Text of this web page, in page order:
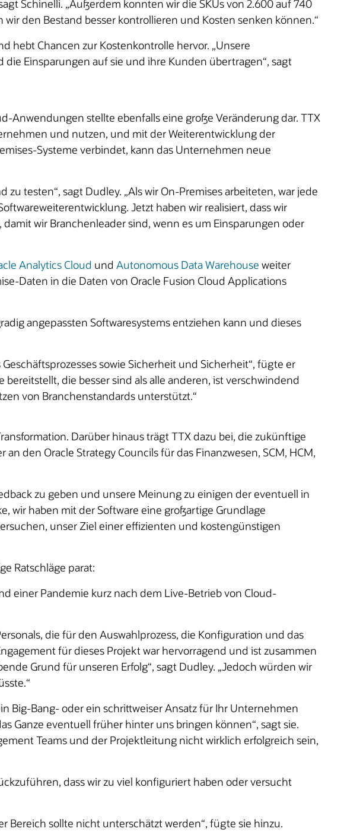
Schinelli. „Außerdem konnten wir die SKUs von 2.600 auf 740
den Bestand besser kontrollieren und Kosten senken können.“
hebt Chancen zur Kostenkontrolle hervor. „Unsere
Einsparungen auf sie und ihre Kunden übertragen“, sagt
Anwendungen stellte ebenfalls eine große Veränderung dar. TTX
und nutzen, und mit der Weiterentwicklung der
Systeme verbindet, kann das Unternehmen neue
testen“, sagt Dudley. „Als wir On-Premises arbeiteten, war jede
Jetzt haben wir realisiert, dass wir
wir Branchenleader sind, wenn es um Einsparungen oder
Analytics Cloud und Autonomous Data Warehouse weiter
Daten in die Daten von Oracle Fusion Cloud Applications
angepassten Softwaresystems entziehen kann und dieses
sowie Sicherheit und Sicherheit“, fügte er
bereitstellt, die besser sind als alle anderen, ist verschwindend
von Branchenstandards unterstützt.“
Darüber hinaus trägt TTX dazu bei, die zukünftige
den Oracle Strategy Councils für das Finanzwesen, SCM, HCM,
zu geben und unsere Meinung zu einigen der eventuell in
wir haben mit der Software eine großartige Grundlage
unser Ziel einer effizienten und kostengünstigen
Ratschläge parat:
einer Pandemie kurz nach dem Live-Betrieb von Cloud-
die für den Auswahlprozess, die Konfiguration und das
für dieses Projekt war hervorragend und ist zusammen
Grund für unseren Erfolg“, sagt Dudley. „Jedoch würden wir
Big-Bang- oder ein schrittweiser Ansatz für Ihr Unternehmen
Ganze eventuell früher hinter uns bringen können“, sagt sie.
Teams und der Projektleitung nicht wirklich erfolgreich sein,
dass wir zu viel konfiguriert haben oder versucht
Bereich sollte nicht unterschätzt werden“, fügte sie hinzu.